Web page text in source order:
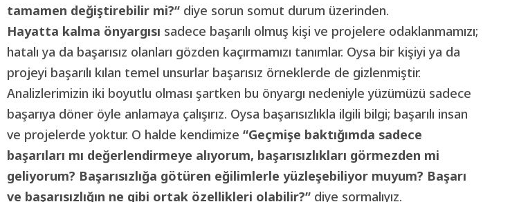
tamamen değiştirebilir mi?“ diye sorun somut durum üzerinden.
Hayatta kalma önyargısı sadece başarılı olmuş kişi ve projelere odaklanmamızı;
hatalı ya da başarısız olanları gözden kaçırmamızı tanımlar. Oysa bir kişiyi ya da
projeyi başarılı kılan temel unsurlar başarısız örneklerde de gizlenmiştir.
Analizlerimizin iki boyutlu olması şartken bu önyargı nedeniyle yüzümüzü sadece
başarıya döner öyle anlamaya çalışırız. Oysa başarısızlıkla ilgili bilgi; başarılı insan
ve projelerde yoktur. O halde kendimize “Geçmişe baktığımda sadece
başarıları mı değerlendirmeye alıyorum, başarısızlıkları görmezden mi
geliyorum? Başarısızlığa götüren eğilimlerle yüzleşebiliyor muyum? Başarı
ve başarısızlığın ne gibi ortak özellikleri olabilir?” diye sormalıyız.